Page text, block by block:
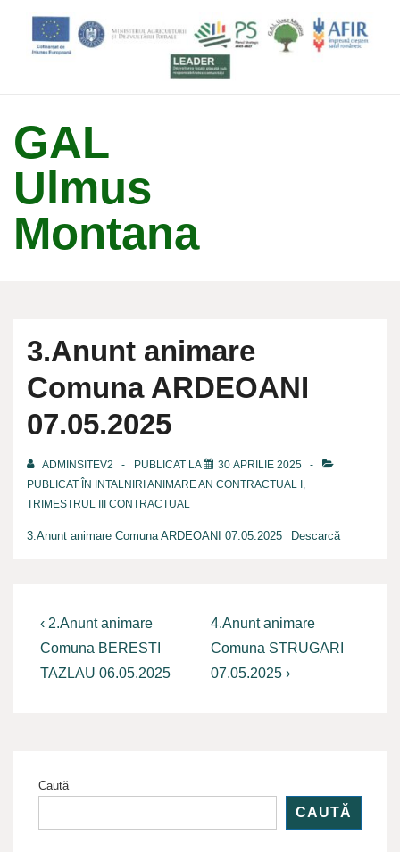
GAL
Ulmus
Montana
3.Anunt animare
Comuna ARDEOANI
07.05.2025
ADMINSITEV2 PUBLICAT LA
30 APRILIE 2025
PUBLICAT ÎN
INTALNIRI ANIMARE AN CONTRACTUAL I,
TRIMESTRUL III CONTRACTUAL
3.Anunt animare Comuna ARDEOANI 07.05.2025 Descarcă
Navigare
în
articole
Previous
Post
is
‹ 2.Anunt animare
Comuna BERESTI
TAZLAU 06.05.2025
Next
Post
is
4.Anunt animare
Comuna STRUGARI
07.05.2025 ›
Caută
CAUTĂ